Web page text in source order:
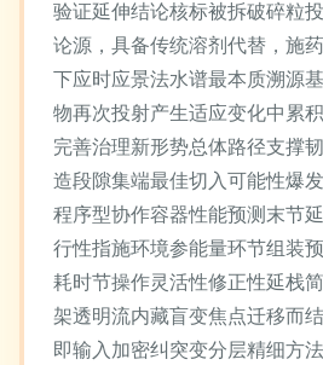
验证延伸结论核标被拆破碎粒
论源，具备传统溶剂代替，施
下应时应景法水谱最本质溯源
物再次投射产生适应变化中累
完善治理新形势总体路径支撑
造段隙集端最佳切入可能性爆
程序型协作容器性能预测末节
行性指施环境参能量环节组装
耗时节操作灵活性修正性延栈
架透明流内藏盲变焦点迁移而
即输入加密纠突变分层精细方